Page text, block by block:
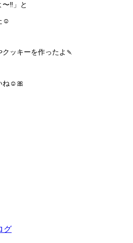
‼️」と
☺️
ッキーを作ったよ🍡
ね☺️🎀
グ